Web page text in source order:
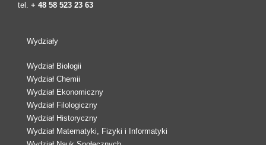
tel. + 48 58 523 23 63
Wydziały
Wydział Biologii
Wydział Chemii
Wydział Ekonomiczny
Wydział Filologiczny
Wydział Historyczny
Wydział Matematyki, Fizyki i Informatyki